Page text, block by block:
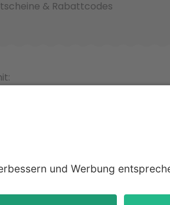
& Rabattcodes
der jeweiligen